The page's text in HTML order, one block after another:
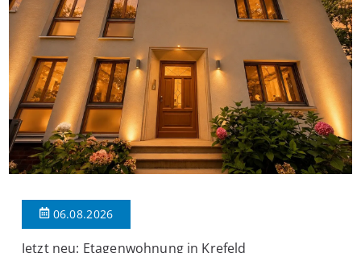
06.08.2026
Jetzt neu: Etagenwohnung in Krefeld